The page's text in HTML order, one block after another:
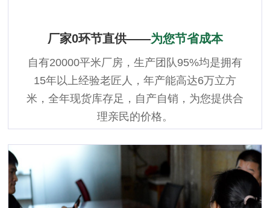
厂家0环节直供——为您节省成本
自有20000平米厂房，生产团队95%均是拥有
15年以上经验老匠人，年产能高达6万立方
米，全年现货库存足，自产自销，为您提供合
理亲民的价格。